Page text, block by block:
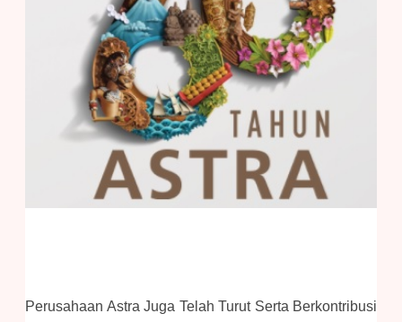
Perusahaan Astra Juga Telah Turut Serta Berkontribusi